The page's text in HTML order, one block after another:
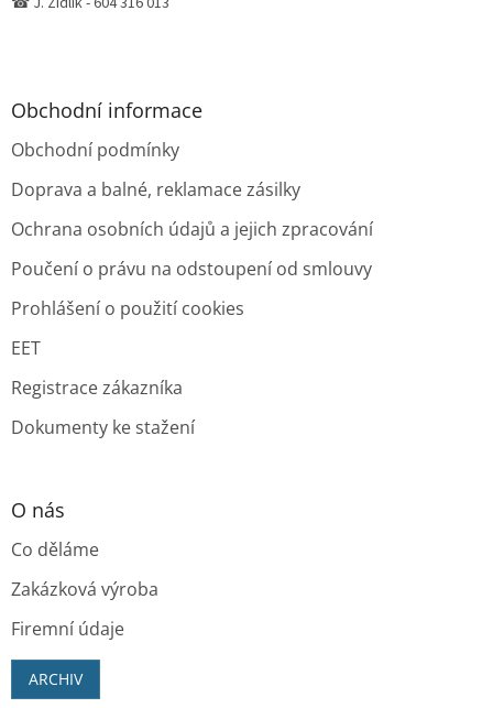
Obchodní informace
Obchodní podmínky
Doprava a balné, reklamace zásilky
Ochrana osobních údajů a jejich zpracování
Poučení o právu na odstoupení od smlouvy
Prohlášení o použití cookies
EET
Registrace zákazníka
Dokumenty ke stažení
O nás
Co děláme
Zakázková výroba
Firemní údaje
ARCHIV